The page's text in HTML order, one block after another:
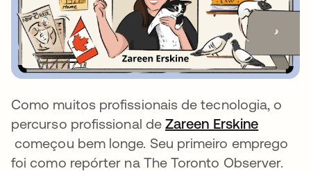
Como muitos profissionais de tecnologia, o
percurso profissional deZareen Erskine
abre em uma nova guia
começou bem longe. Seu primeiro emprego
foi como repórter na The Toronto Observer.